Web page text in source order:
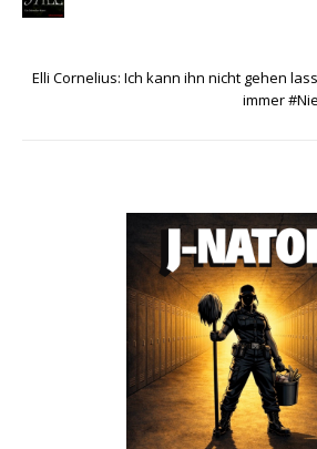
Elli Cornelius: Ich kann ihn nicht gehen
immer